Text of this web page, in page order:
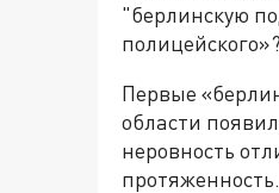
"берлинскую
полицейского»?
Первые
области
неровность